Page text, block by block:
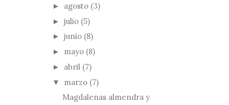
► agosto (3)
► julio (5)
► junio (8)
► mayo (8)
► abril (7)
▼ marzo (7)
Magdalenas almendra y